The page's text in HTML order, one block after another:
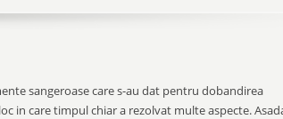
sangeroase care s-au dat pentru dobandirea
in care timpul chiar a rezolvat multe aspecte.